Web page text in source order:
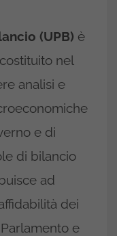
(UPB) è
nel
analisi e
e di
di bilancio
ad
dei
e